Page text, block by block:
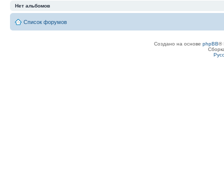
Нет альбомов
Список форумов
Создано на основе phpBB®